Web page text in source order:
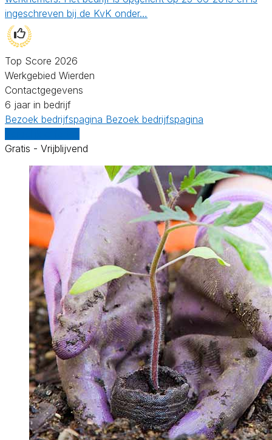
ingeschreven bij de KvK onder…
Top Score 2026
Werkgebied Wierden
Contactgegevens
6 jaar in bedrijf
Bezoek bedrijfspagina Bezoek bedrijfspagina
Gratis - Vrijblijvend